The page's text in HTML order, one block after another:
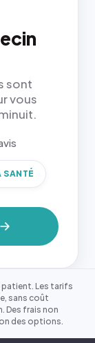
sont
vous
SANTÉ
patient. Les tarifs
sans coût
Des frais non
des options.